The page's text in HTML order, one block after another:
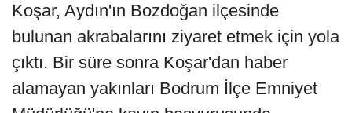
Koşar, Aydın'ın Bozdoğan ilçesinde
bulunan akrabalarını ziyaret etmek için yola
çıktı. Bir süre sonra Koşar'dan haber
alamayan yakınları Bodrum İlçe Emniyet